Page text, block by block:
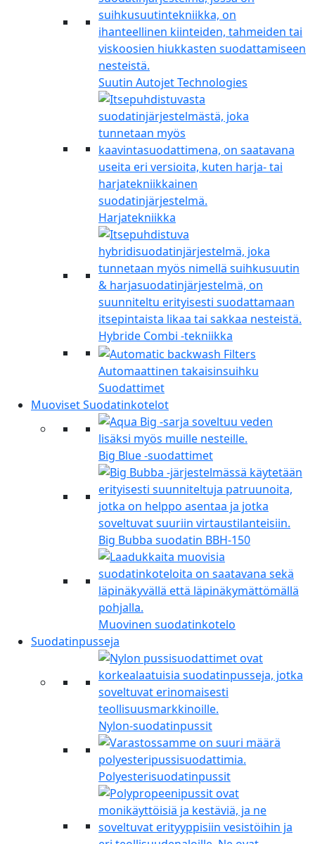
Suutin Autojet Technologies
Harjatekniikka
Hybride Combi -tekniikka
Automaattinen takaisinsuihku
Suodattimet
Muoviset Suodatinkotelot
Big Blue -suodattimet
Big Bubba suodatin BBH-150
Muovinen suodatinkotelo
Suodatinpusseja
Nylon-suodatinpussit
Polyesterisuodatinpussit